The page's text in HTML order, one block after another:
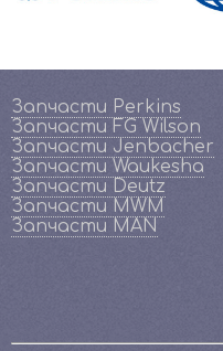
Запчасти Perkins
Запчасти FG Wilson
Запчасти Jenbacher
Запчасти Waukesha
Запчасти Deutz
Запчасти MWM
Запчасти MAN